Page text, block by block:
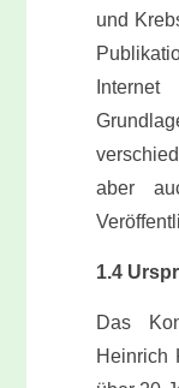
und
aber
1.4
Das
Heinrich